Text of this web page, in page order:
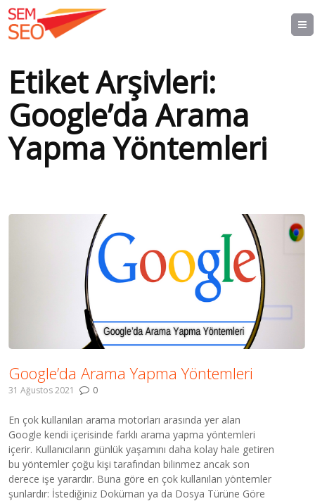
Etiket Arşivleri:
Google’da Arama
Yapma Yöntemleri
Google’da Arama Yapma Yöntemleri
31 Ağustos 2021 0
En çok kullanılan arama motorları arasında yer alan
Google kendi içerisinde farklı arama yapma yöntemleri
içerir. Kullanıcıların günlük yaşamını daha kolay hale getiren
bu yöntemler çoğu kişi tarafından bilinmez ancak son
derece işe yarardır. Buna göre en çok kullanılan yöntemler
şunlardır: İstediğiniz Doküman ya da Dosya Türüne Göre